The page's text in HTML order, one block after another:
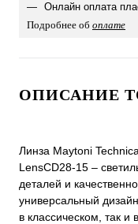
Онлайн оплата
Подробнее об оплате
ОПИСАНИЕ
Линза Maytoni
LensCD28-15 –
деталей и
универсальный
в классическом, так